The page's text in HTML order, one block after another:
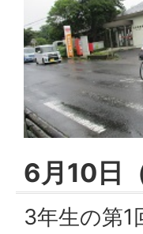
6月10日
3年生の第